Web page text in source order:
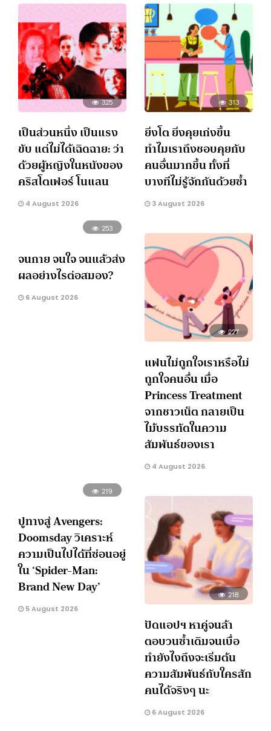
325
เป็นส่วนหนึ่ง เป็นแรง
ขับ แต่ไม่ได้เฉิดฉาย: ว่า
ด้วยผู้หญิงในหนังของ
คริสโตเฟอร์ โนแลน
4 August 2026
313
ยิ่งโต ยิ่งคุยเก่งขึ้น
ทำไมเราถึงชอบคุยกับ
คนอื่นมากขึ้น ทั้งที่
บางทีไม่รู้จักกันด้วยซ้ำ
3 August 2026
253
จนกาย จนใจ จนแล้วส่ง
ผลอย่างไรต่อสมอง?
6 August 2026
227
แฟนไม่ถูกใจเราหรือไม่
ถูกใจคนอื่น เมื่อ
Princess Treatment
จากชาวเน็ต กลายเป็น
ไม้บรรทัดในความ
สัมพันธ์ของเรา
4 August 2026
219
ปูทางสู่ Avengers:
Doomsday วิเคราะห์
ความเป็นไปได้ที่ซ่อนอยู่
ใน ‘Spider-Man:
Brand New Day’
5 August 2026
218
ปัดแอปฯ หาคู่จนล้า
ตอบวนซ้ำเดิมจนเบื่อ
ทำยังไงถึงจะเริ่มต้น
ความสัมพันธ์กับใครสัก
คนได้จริงๆ นะ
6 August 2026